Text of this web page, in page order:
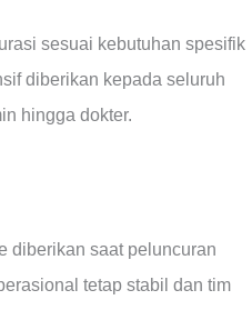
sesuai kebutuhan spesifik
diberikan kepada seluruh
hingga dokter.
diberikan saat peluncuran
tetap stabil dan tim